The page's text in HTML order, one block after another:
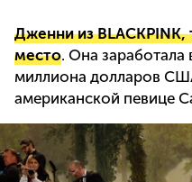
Дженни из
место. Она
миллиона долларов
американской певице